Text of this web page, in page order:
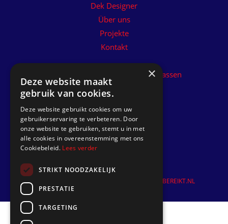
Dek Designer
Über uns
Projekte
Kontakt
Kunststoff-Teakdeck installieren lassen
WEBSITEBEREIKT.NL
×
Deze website maakt
gebruik van cookies.
Deze website gebruikt cookies om uw
gebruikerservaring te verbeteren. Door
onze website te gebruiken, stemt u in met
alle cookies in overeenstemming met ons
Cookiebeleid. Lees verder
STRIKT NOODZAKELIJK
PRESTATIE
TARGETING